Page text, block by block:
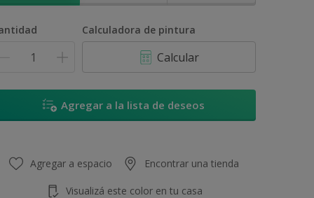
Calculadora de pintura
Calcular
Agregar a la lista de deseos
Agregar a espacio Encontrar una tienda
Visualizá este color en tu casa